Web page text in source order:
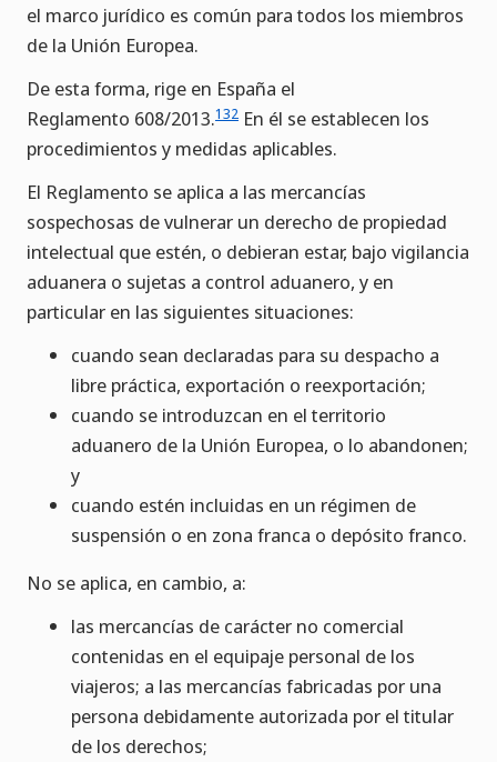
el marco jurídico es común para todos los miembros
de la Unión Europea.
De esta forma, rige en España el
Reglamento 608/2013.132 En él se establecen los
procedimientos y medidas aplicables.
El Reglamento se aplica a las mercancías
sospechosas de vulnerar un derecho de propiedad
intelectual que estén, o debieran estar, bajo vigilancia
aduanera o sujetas a control aduanero, y en
particular en las siguientes situaciones:
cuando sean declaradas para su despacho a
libre práctica, exportación o reexportación;
cuando se introduzcan en el territorio
aduanero de la Unión Europea, o lo abandonen;
y
cuando estén incluidas en un régimen de
suspensión o en zona franca o depósito franco.
No se aplica, en cambio, a:
las mercancías de carácter no comercial
contenidas en el equipaje personal de los
viajeros; a las mercancías fabricadas por una
persona debidamente autorizada por el titular
de los derechos;